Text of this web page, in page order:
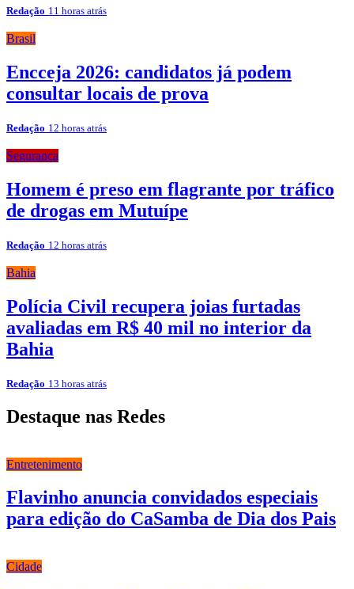
Redação 11 horas atrás
Brasil
Encceja 2026: candidatos já podem
consultar locais de prova
Redação 12 horas atrás
Segurança
Homem é preso em flagrante por tráfico
de drogas em Mutuípe
Redação 12 horas atrás
Bahia
Polícia Civil recupera joias furtadas
avaliadas em R$ 40 mil no interior da
Bahia
Redação 13 horas atrás
Destaque nas Redes
Entretenimento
Flavinho anuncia convidados especiais
para edição do CaSamba de Dia dos Pais
Cidade